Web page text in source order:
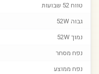
טווח 52 שבועות
גבוה 52W
נמוך 52W
נפח מסחר
נפח ממוצע